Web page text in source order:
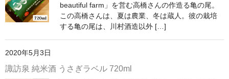
田从･月下の舞 舞鶴酒造（秋田県横手市）
綿屋 金の井酒造（宮城県栗原市）
大七 大七酒造（福島県二本松市）
宗玄 宗玄酒造（石川県珠洲市）
beautiful farm」を営む高橋さんの作造る亀の尾。
この高橋さんは、夏は農業、冬は蔵人。彼の栽培
する亀の尾は、川村酒造以外 […]
2020年5月3日
諏訪泉 純米酒 うさぎラベル 720ml